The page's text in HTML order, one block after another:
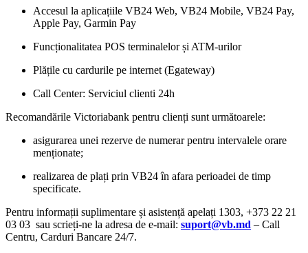
Accesul la aplicațiile VB24 Web, VB24 Mobile, VB24 Pay,
Apple Pay, Garmin Pay
Funcționalitatea POS terminalelor și ATM-urilor
Plățile cu cardurile pe internet (Egateway)
Call Center: Serviciul clienti 24h
Recomandările Victoriabank pentru clienți sunt următoarele:
asigurarea unei rezerve de numerar pentru intervalele orare
menționate;
realizarea de plați prin VB24 în afara perioadei de timp
specificate.
Pentru informații suplimentare și asistență apelați 1303, +373 22 21
03 03 sau scrieți-ne la adresa de e-mail: suport@vb.md – Call
Centru, Carduri Bancare 24/7.